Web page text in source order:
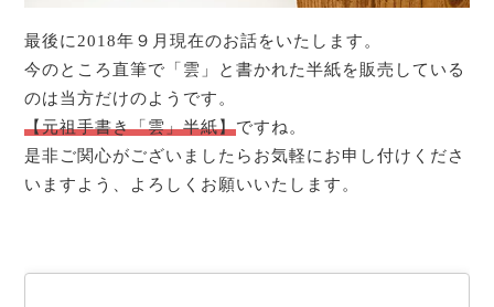
最後に2018年９月現在のお話をいたします。
今のところ直筆で「雲」と書かれた半紙を販売している
のは当方だけのようです。
【元祖手書き「雲」半紙】ですね。
是非ご関心がございましたらお気軽にお申し付けくださ
いますよう、よろしくお願いいたします。